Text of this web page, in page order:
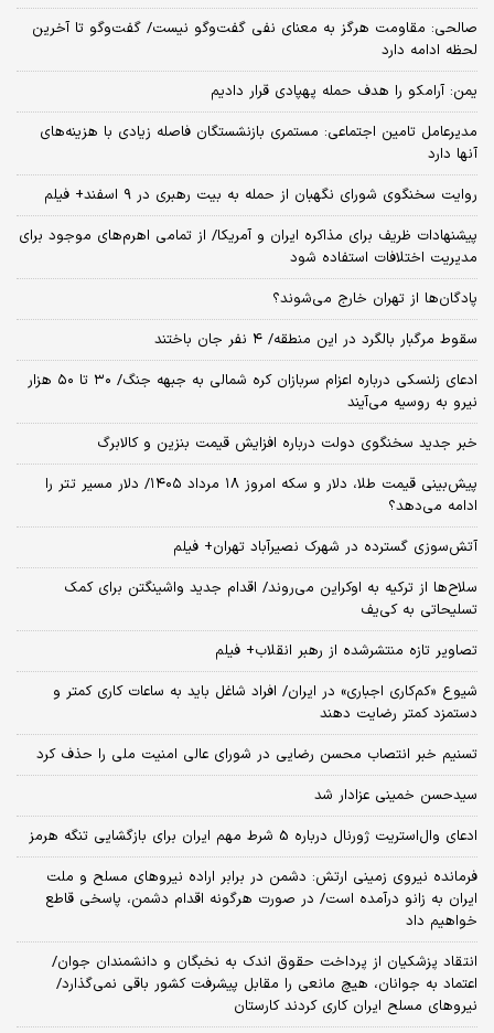
صالحی: مقاومت هرگز به معنای نفی گفت‌وگو نیست/ گفت‌وگو تا آخرین
لحظه ادامه دارد
یمن: آرامکو را هدف حمله پهپادی قرار دادیم
مدیرعامل تامین اجتماعی: مستمری بازنشستگان فاصله زیادی با هزینه‌های
آنها دارد
روایت سخنگوی شورای نگهبان از حمله به بیت رهبری در ۹ اسفند+ فیلم
پیشنهادات ظریف برای مذاکره ایران و آمریکا/ از تمامی اهرم‌های موجود برای
مدیریت اختلافات استفاده شود
پادگان‌ها از تهران خارج می‌شوند؟
سقوط مرگبار بالگرد در این منطقه/ ۴ نفر جان باختند
ادعای زلنسکی درباره اعزام سربازان کره شمالی به جبهه جنگ/ ۳۰ تا ۵۰ هزار
نیرو به روسیه می‌آیند
خبر جدید سخنگوی دولت درباره افزایش قیمت بنزین و کالابرگ
پیش‌بینی قیمت طلا، دلار و سکه امروز ۱۸ مرداد ۱۴۰۵/ دلار مسیر تتر را
ادامه می‌دهد؟
آتش‌سوزی گسترده در شهرک نصیرآباد تهران+ فیلم
سلاح‌ها از ترکیه به اوکراین می‌روند/ اقدام جدید واشینگتن برای کمک
تسلیحاتی به کی‌یف
تصاویر تازه منتشرشده از رهبر انقلاب+ فیلم
شیوع «کم‌کاری اجباری» در ایران/ افراد شاغل باید به ساعات کاری کمتر و
دستمزد کمتر رضایت دهند
تسنیم خبر انتصاب محسن رضایی در شورای عالی امنیت ملی را حذف کرد
سیدحسن خمینی عزادار شد
ادعای وال‌استریت ژورنال درباره 5 شرط مهم ایران برای بازگشایی تنگه هرمز
فرمانده نیروی زمینی ارتش: دشمن در برابر اراده نیروهای مسلح و ملت
ایران به زانو درآمده است/ در صورت هرگونه اقدام دشمن، پاسخی قاطع
خواهیم داد
انتقاد پزشکیان از پرداخت حقوق اندک به نخبگان و دانشمندان جوان/
اعتماد به جوانان، هیچ مانعی را مقابل پیشرفت کشور باقی نمی‌گذارد/
نیروهای مسلح ایران کاری کردند کارستان